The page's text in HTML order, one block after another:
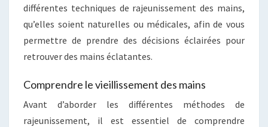
différentes techniques de rajeunissement des mains,
qu’elles soient naturelles ou médicales, afin de vous
permettre de prendre des décisions éclairées pour
retrouver des mains éclatantes.
Comprendre le vieillissement des mains
Avant d’aborder les différentes méthodes de
rajeunissement, il est essentiel de comprendre